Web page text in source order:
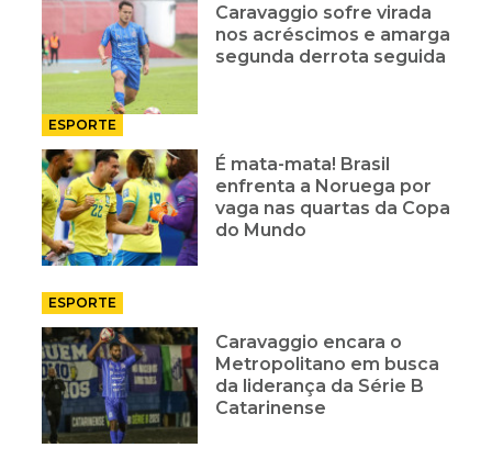
Caravaggio sofre virada
nos acréscimos e amarga
segunda derrota seguida
ESPORTE
É mata-mata! Brasil
enfrenta a Noruega por
vaga nas quartas da Copa
do Mundo
ESPORTE
Caravaggio encara o
Metropolitano em busca
da liderança da Série B
Catarinense